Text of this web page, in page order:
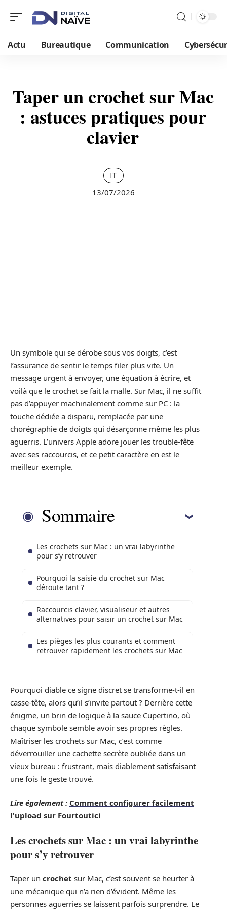
Actu Bureautique Communication
Taper un crochet sur Mac
: astuces pratiques pour
clavier
IT
13/07/2026
Un symbole qui se dérobe sous vos doigts, c’est
l’assurance de sentir le temps filer plus vite. Un
message urgent à envoyer, une équation à écrire, et
voilà que le crochet se fait la malle. Sur Mac, il ne suffit
pas d’appuyer machinalement comme sur PC : la
touche dédiée a disparu, remplacée par une
chorégraphie de doigts qui désarçonne même les plus
aguerris. L’univers Apple adore jouer les trouble-fête
avec ses raccourcis, et ce petit caractère en est le
meilleur exemple.
Sommaire
Les crochets sur Mac : un vrai labyrinthe
pour s’y retrouver
Pourquoi la saisie du crochet sur Mac
déroute tant ?
Raccourcis clavier, visualiseur et autres
alternatives pour saisir un crochet sur Mac
Les pièges les plus courants et comment
retrouver rapidement les crochets sur Mac
Pourquoi diable ce signe discret se transforme-t-il en
casse-tête, alors qu’il s’invite partout ? Derrière cette
énigme, un brin de logique à la sauce Cupertino, où
chaque symbole semble avoir ses propres règles.
Maîtriser les crochets sur Mac, c’est comme
déverrouiller une cachette secrète oubliée dans un
vieux bureau : frustrant, mais diablement satisfaisant
une fois le geste trouvé.
Lire également : Comment configurer facilement
l'upload sur Fourtoutici
Les crochets sur Mac : un vrai labyrinthe
pour s’y retrouver
Taper un crochet sur Mac, c’est souvent se heurter à
une mécanique qui n’a rien d’évident. Même les
personnes aguerries se laissent parfois surprendre. Le